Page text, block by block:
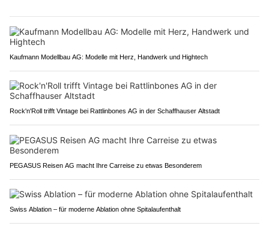
Kaufmann Modellbau AG: Modelle mit Herz, Handwerk und Hightech
Rock'n'Roll trifft Vintage bei Rattlinbones AG in der Schaffhauser Altstadt
PEGASUS Reisen AG macht Ihre Carreise zu etwas Besonderem
Swiss Ablation – für moderne Ablation ohne Spitalaufenthalt